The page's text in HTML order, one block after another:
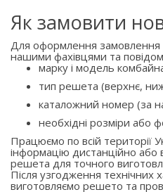
Як замовити
Для оформлення замовлення
нашими фахівцями та
марку і модель
тип решета (верхнє,
каталожний номер (за
необхідні розміри або
Працюємо по всій території
інформацію дистанційно або
решета для точного
Після узгодження технічних
виготовляємо решето та